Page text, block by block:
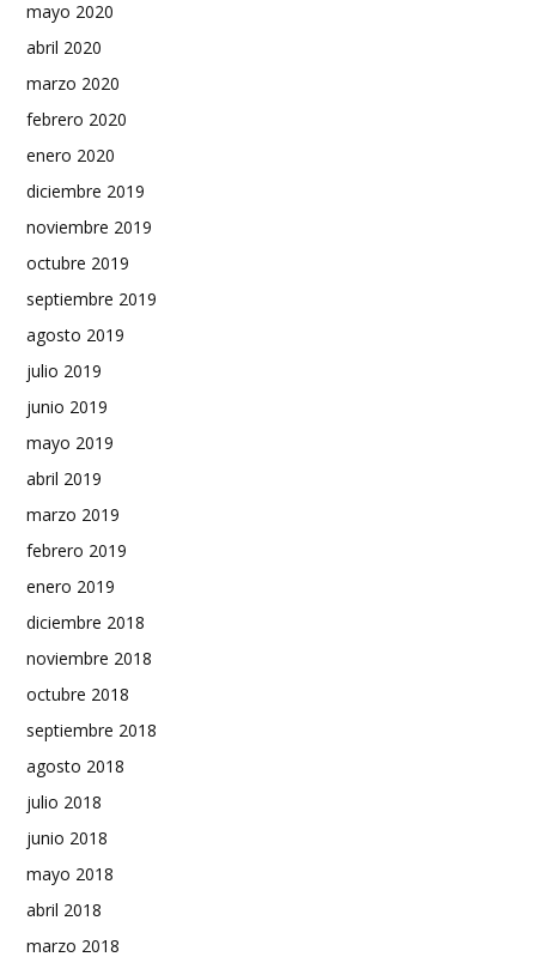
mayo 2020
abril 2020
marzo 2020
febrero 2020
enero 2020
diciembre 2019
noviembre 2019
octubre 2019
septiembre 2019
agosto 2019
julio 2019
junio 2019
mayo 2019
abril 2019
marzo 2019
febrero 2019
enero 2019
diciembre 2018
noviembre 2018
octubre 2018
septiembre 2018
agosto 2018
julio 2018
junio 2018
mayo 2018
abril 2018
marzo 2018